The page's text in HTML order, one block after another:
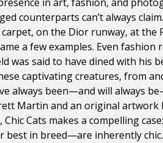
counterparts can’t always
on the Dior runway, at the
a few examples. Even fashion
was said to have dined with his
captivating creatures, from
always been—and will always
Martin and an original artwork
Cats makes a compelling
best in breed—are inherently chic.